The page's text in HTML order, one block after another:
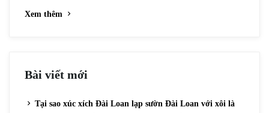
Xem thêm
Bài viết mới
Tại sao xúc xích Đài Loan lạp sườn Đài Loan với xôi là